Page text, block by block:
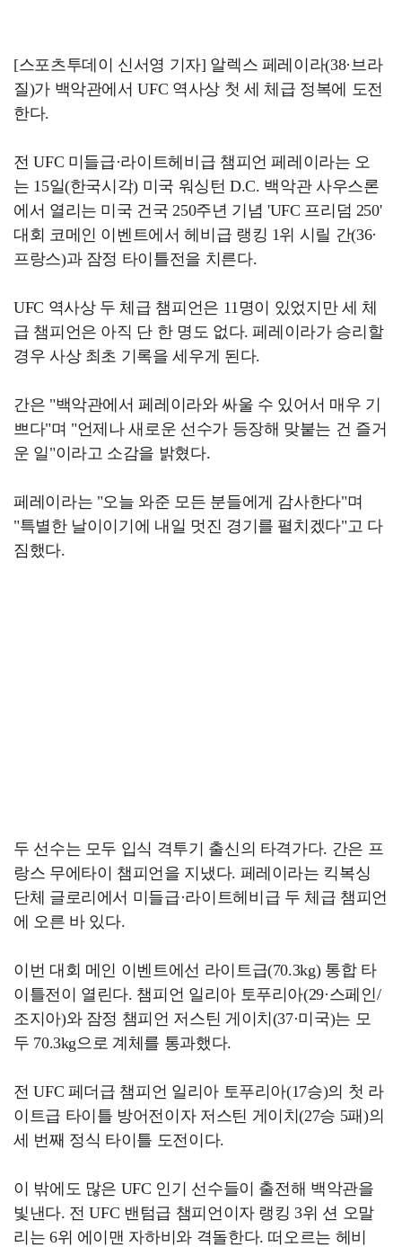
[스포츠투데이 신서영 기자] 알렉스 페레이라(38·브라
질)가 백악관에서 UFC 역사상 첫 세 체급 정복에 도전
한다.
전 UFC 미들급·라이트헤비급 챔피언 페레이라는 오
는 15일(한국시각) 미국 워싱턴 D.C. 백악관 사우스론
에서 열리는 미국 건국 250주년 기념 'UFC 프리덤 250'
대회 코메인 이벤트에서 헤비급 랭킹 1위 시릴 간(36·
프랑스)과 잠정 타이틀전을 치른다.
UFC 역사상 두 체급 챔피언은 11명이 있었지만 세 체
급 챔피언은 아직 단 한 명도 없다. 페레이라가 승리할
경우 사상 최초 기록을 세우게 된다.
간은 "백악관에서 페레이라와 싸울 수 있어서 매우 기
쁘다"며 "언제나 새로운 선수가 등장해 맞붙는 건 즐거
운 일"이라고 소감을 밝혔다.
페레이라는 "오늘 와준 모든 분들에게 감사한다"며
"특별한 날이이기에 내일 멋진 경기를 펼치겠다"고 다
짐했다.
두 선수는 모두 입식 격투기 출신의 타격가다. 간은 프
랑스 무에타이 챔피언을 지냈다. 페레이라는 킥복싱
단체 글로리에서 미들급·라이트헤비급 두 체급 챔피언
에 오른 바 있다.
이번 대회 메인 이벤트에선 라이트급(70.3kg) 통합 타
이틀전이 열린다. 챔피언 일리아 토푸리아(29·스페인/
조지아)와 잠정 챔피언 저스틴 게이치(37·미국)는 모
두 70.3kg으로 계체를 통과했다.
전 UFC 페더급 챔피언 일리아 토푸리아(17승)의 첫 라
이트급 타이틀 방어전이자 저스틴 게이치(27승 5패)의
세 번째 정식 타이틀 도전이다.
이 밖에도 많은 UFC 인기 선수들이 출전해 백악관을
빛낸다. 전 UFC 밴텀급 챔피언이자 랭킹 3위 션 오말
리는 6위 에이맨 자하비와 격돌한다. 떠오르는 헤비